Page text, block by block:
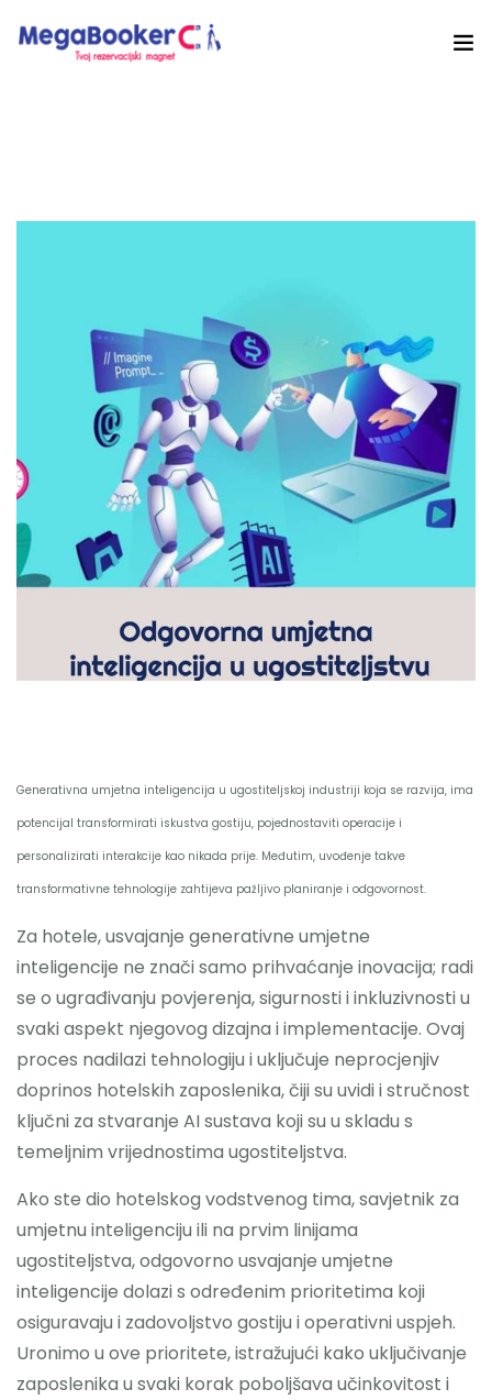
Hotel Audit
Započni Danas
Nazovite
Generativna umjetna inteligencija u ugostiteljskoj industriji koja se razvija, ima
potencijal transformirati iskustva gostiju, pojednostaviti operacije i
personalizirati interakcije kao nikada prije. Međutim, uvođenje takve
transformativne tehnologije zahtijeva pažljivo planiranje i odgovornost.
Za hotele, usvajanje generativne umjetne
inteligencije ne znači samo prihvaćanje inovacija; radi
se o ugrađivanju povjerenja, sigurnosti i inkluzivnosti u
svaki aspekt njegovog dizajna i implementacije. Ovaj
proces nadilazi tehnologiju i uključuje neprocjenjiv
doprinos hotelskih zaposlenika, čiji su uvidi i stručnost
ključni za stvaranje AI sustava koji su u skladu s
temeljnim vrijednostima ugostiteljstva.
Ako ste dio hotelskog vodstvenog tima, savjetnik za
umjetnu inteligenciju ili na prvim linijama
ugostiteljstva, odgovorno usvajanje umjetne
inteligencije dolazi s određenim prioritetima koji
osiguravaju i zadovoljstvo gostiju i operativni uspjeh.
Uronimo u ove prioritete, istražujući kako uključivanje
zaposlenika u svaki korak poboljšava učinkovitost i